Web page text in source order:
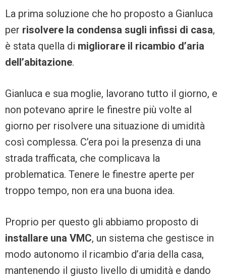
La prima soluzione che ho proposto a Gianluca
per risolvere la condensa sugli infissi di casa,
è stata quella di migliorare il ricambio d’aria
dell’abitazione.
Gianluca e sua moglie, lavorano tutto il giorno, e
non potevano aprire le finestre più volte al
giorno per risolvere una situazione di umidità
così complessa. C’era poi la presenza di una
strada trafficata, che complicava la
problematica. Tenere le finestre aperte per
troppo tempo, non era una buona idea.
Proprio per questo gli abbiamo proposto di
installare una VMC, un sistema che gestisce in
modo autonomo il ricambio d’aria della casa,
mantenendo il giusto livello di umidità e dando